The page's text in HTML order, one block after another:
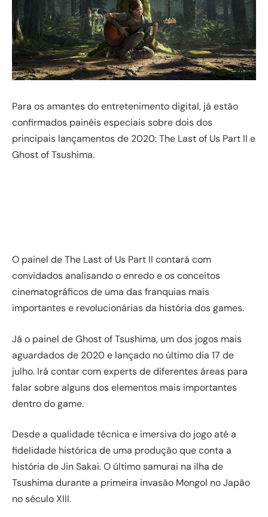
Para os amantes do entretenimento digital, já estão
confirmados painéis especiais sobre dois dos
principais lançamentos de 2020: The Last of Us Part II e
Ghost of Tsushima.
O painel de The Last of Us Part II contará com
convidados analisando o enredo e os conceitos
cinematográficos de uma das franquias mais
importantes e revolucionárias da história dos games.
Já o painel de Ghost of Tsushima, um dos jogos mais
aguardados de 2020 e lançado no último dia 17 de
julho. Irá contar com experts de diferentes áreas para
falar sobre alguns dos elementos mais importantes
dentro do game.
Desde a qualidade técnica e imersiva do jogo até a
fidelidade histórica de uma produção que conta a
história de Jin Sakai. O último samurai na ilha de
Tsushima durante a primeira invasão Mongol no Japão
no século XIII.